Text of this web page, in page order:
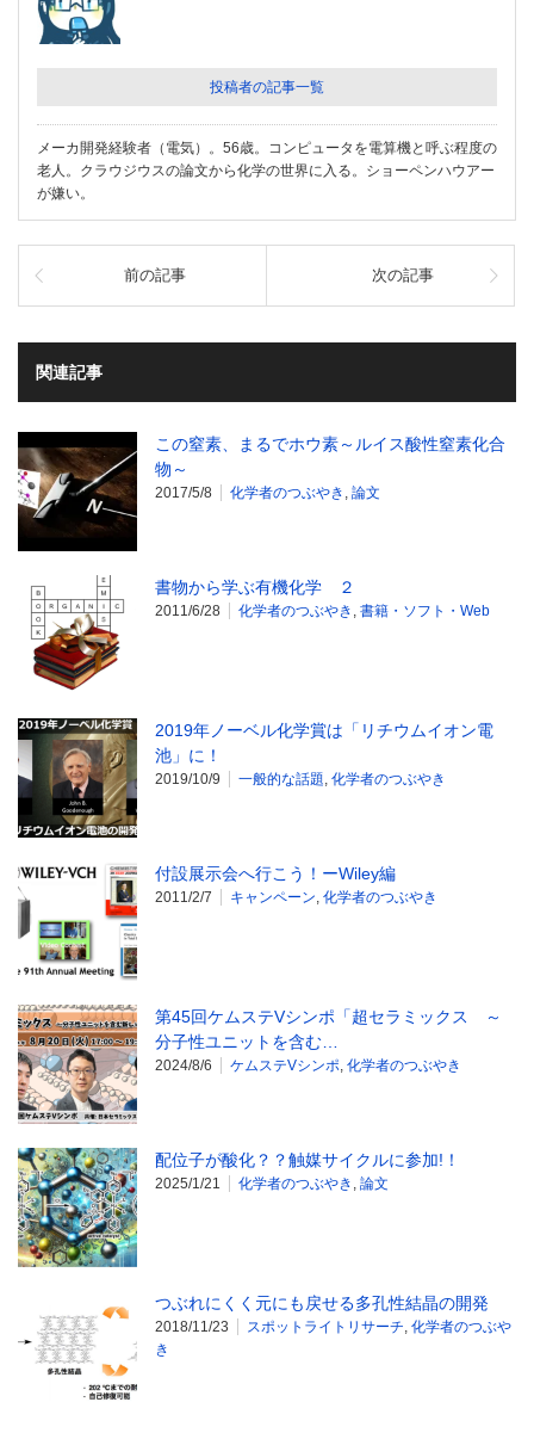
投稿者の記事一覧
メーカ開発経験者（電気）。56歳。コンピュータを電算機と呼ぶ程度の
老人。クラウジウスの論文から化学の世界に入る。ショーペンハウアー
が嫌い。
前の記事 次の記事
関連記事
この窒素、まるでホウ素～ルイス酸性窒素化合
物～
2017/5/8 化学者のつぶやき , 論文
書物から学ぶ有機化学 ２
2011/6/28 化学者のつぶやき , 書籍・ソフト・Web
2019年ノーベル化学賞は「リチウムイオン電
池」に！
2019/10/9 一般的な話題, 化学者のつぶやき
付設展示会へ行こう！ーWiley編
2011/2/7 キャンペーン, 化学者のつぶやき
第45回ケムステVシンポ「超セラミックス ～
分子性ユニットを含む…
2024/8/6 ケムステVシンポ, 化学者のつぶやき
配位子が酸化？？触媒サイクルに参加!！
2025/1/21 化学者のつぶやき , 論文
つぶれにくく元にも戻せる多孔性結晶の開発
2018/11/23 スポットライトリサーチ, 化学者のつぶや
き